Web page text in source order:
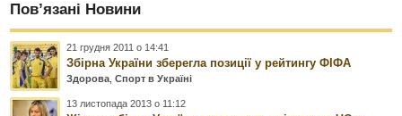
Пов’язані Новини
21 грудня 2011 о 14:41
Збірна України зберегла позиції у рейтингу ФІФА
Здорова ,Спорт в Україні
13 листопада 2013 о 11:12